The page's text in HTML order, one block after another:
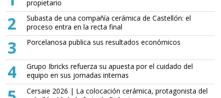
propietario
2
Subasta de una compañía cerámica de Castellón: el
proceso entra en la recta final
3 Porcelanosa publica sus resultados económicos
4
Grupo Ibricks refuerza su apuesta por el cuidado del
equipo en sus jornadas internas
Cersaie 2026 | La colocación cerámica, protagonista del